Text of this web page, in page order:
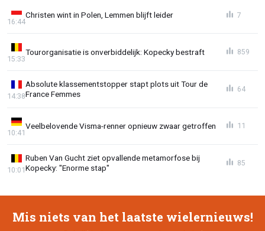
Christen wint in Polen, Lemmen blijft leider
16:44
7
Tourorganisatie is onverbiddelijk: Kopecky bestraft
15:33
859
Absolute klassementstopper stapt plots uit Tour de
France Femmes
14:38
64
Veelbelovende Visma-renner opnieuw zwaar getroffen
10:41
11
Ruben Van Gucht ziet opvallende metamorfose bij
Kopecky: "Enorme stap"
10:01
85
Mis niets van het laatste wielernieuws!